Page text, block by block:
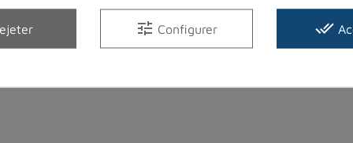
BEUCHAT
Prix
151,99 €
Prix de base
189,90 €
BEUCHAT
Prix
199,99 €
Prix de base
249,00 €
tune Configurer done_all